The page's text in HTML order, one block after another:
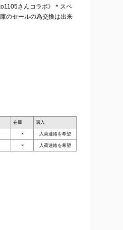
さんコラボ》＊スペ
のセールの為交換は出来
在庫 購入
× 入荷連絡を希望
× 入荷連絡を希望